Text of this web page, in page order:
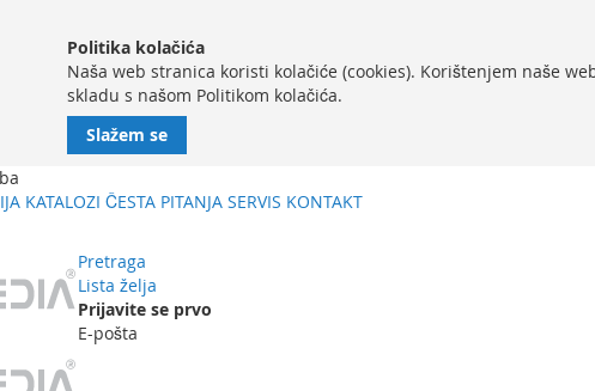
Politika kolačića
Naša web stranica koristi kolačiće (cookies). Korištenjem naše
skladu s našom Politikom kolačića.
Slažem se
KATALOZI ČESTA PITANJA SERVIS KONTAKT
Pretraga
Lista želja
Prijavite se prvo
E-pošta